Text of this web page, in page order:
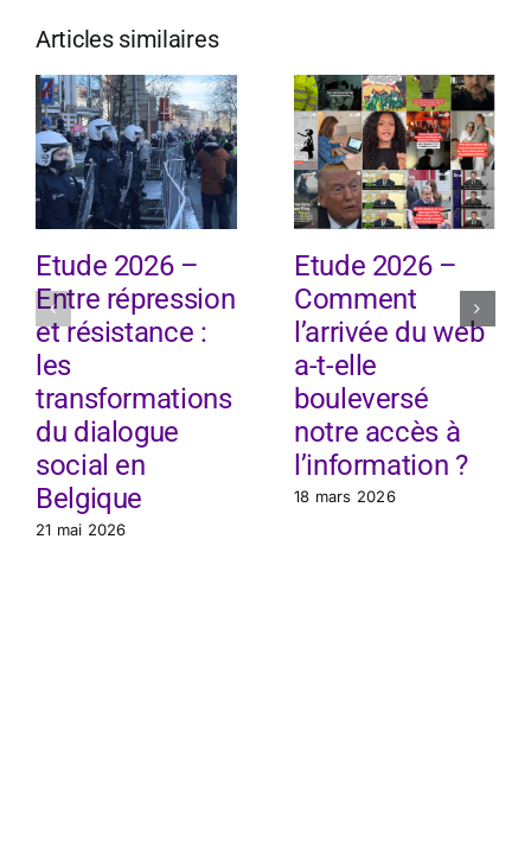
Articles similaires
Etude 2026 –
Entre répression
et résistance :
les
transformations
du dialogue
social en
Belgique
21 mai 2026
Etude 2026 –
Comment
l’arrivée du web
a-t-elle
bouleversé
notre accès à
l’information ?
18 mars 2026